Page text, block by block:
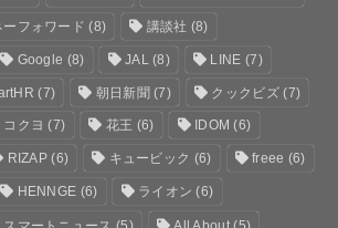
ーフォワード (8) 講談社 (8)
Google (8) JAL(8) LINE (7)
(7) 朝日新聞 (7) クックビズ(7)
コクヨ (7) 花王 (6) IDOM (6)
RIZAP (6) キュービック (6) freee (6)
HENNGE (6) ライオン (6)
スマートニュース (5) All About(5)